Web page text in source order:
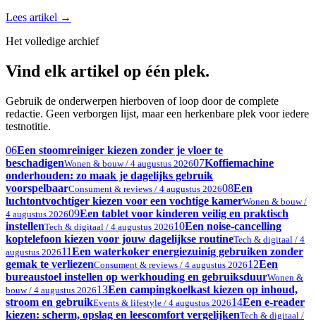
Lees artikel →
Het volledige archief
Vind elk artikel op één plek.
Gebruik de onderwerpen hierboven of loop door de complete
redactie. Geen verborgen lijst, maar een herkenbare plek voor iedere
testnotitie.
06Een stoomreiniger kiezen zonder je vloer te
beschadigenWonen & bouw / 4 augustus 202607Koffiemachine
onderhouden: zo maak je dagelijks gebruik
voorspelbaarConsument & reviews / 4 augustus 202608Een
luchtontvochtiger kiezen voor een vochtige kamerWonen & bouw /
4 augustus 202609Een tablet voor kinderen veilig en praktisch
instellenTech & digitaal / 4 augustus 202610Een noise-cancelling
koptelefoon kiezen voor jouw dagelijkse routineTech & digitaal / 4
augustus 202611Een waterkoker energiezuinig gebruiken zonder
gemak te verliezenConsument & reviews / 4 augustus 202612Een
bureaustoel instellen op werkhouding en gebruiksduurWonen &
bouw / 4 augustus 202613Een campingkoelkast kiezen op inhoud,
stroom en gebruikEvents & lifestyle / 4 augustus 202614Een e-reader
kiezen: scherm, opslag en leescomfort vergelijkenTech & digitaal /